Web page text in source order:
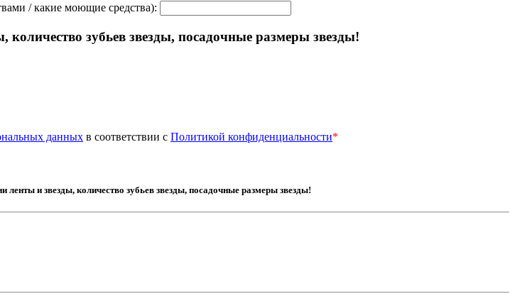
/ какие моющие средства):
зубьев звезды, посадочные размеры звезды!
данных в соответствии с Политикой конфиденциальности*
и звезды, количество зубьев звезды, посадочные размеры звезды!